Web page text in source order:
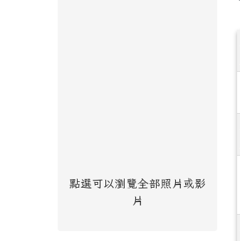
點選可以瀏覽全部照片或影
片